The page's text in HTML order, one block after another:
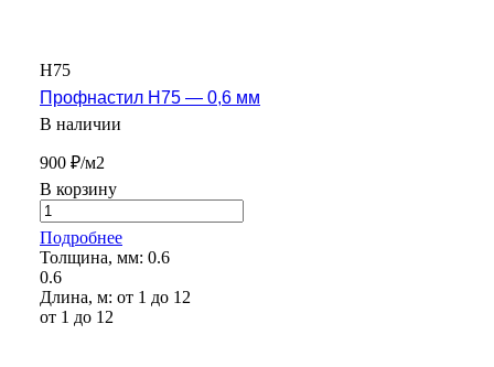
Н75
Профнастил Н75 — 0,6 мм
В наличии
900 ₽/м2
В корзину
Подробнее
Толщина, мм: 0.6
0.6
Длина, м: от 1 до 12
от 1 до 12